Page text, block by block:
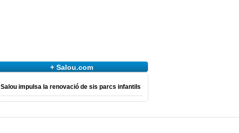
+ Salou.com
Salou impulsa la renovació de sis parcs infantils